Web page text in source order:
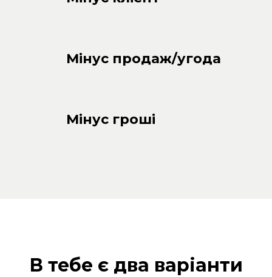
Мінус продаж/угода
Мінус гроші
В тебе є два варіанти